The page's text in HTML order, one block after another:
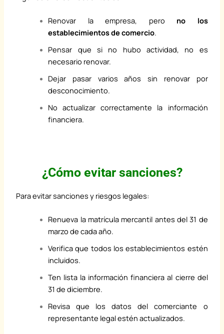
Renovar la empresa, pero no los
establecimientos de comercio.
Pensar que si no hubo actividad, no es
necesario renovar.
Dejar pasar varios años sin renovar por
desconocimiento.
No actualizar correctamente la información
financiera.
¿Cómo evitar sanciones?
Para evitar sanciones y riesgos legales:
Renueva la matrícula mercantil antes del 31 de
marzo de cada año.
Verifica que todos los establecimientos estén
incluidos.
Ten lista la información financiera al cierre del
31 de diciembre.
Revisa que los datos del comerciante o
representante legal estén actualizados.